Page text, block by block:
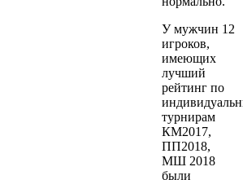
У мужчин 12
игроков,
имеющих
лучший
рейтинг по
турнирам
КМ2017,
ПП2018,
МШ 2018
были